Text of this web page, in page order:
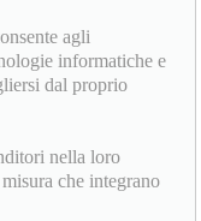
agli
informatiche e
dal proprio
nella loro
che integrano